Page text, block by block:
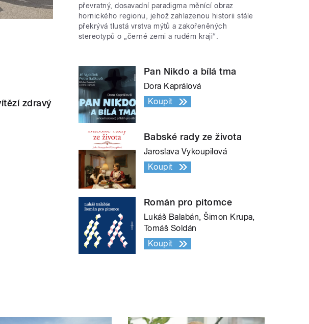
zdravý
převratný, dosavadní paradigma měnící obraz
hornického regionu, jehož zahlazenou historii stále
překrývá tlustá vrstva mýtů a zakořeněných
stereotypů o „černé zemi a rudém kraji“.
Pan Nikdo a bílá tma
Dora Kaprálová
Koupit
Babské rady ze života
Jaroslava Vykoupilová
Koupit
Román pro pitomce
Lukáš Balabán, Šimon Krupa,
Tomáš Soldán
Koupit